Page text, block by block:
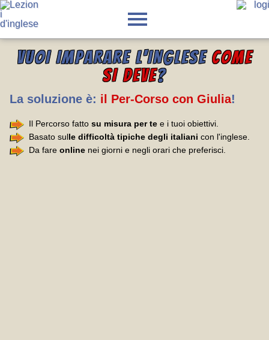
VUOI IMPARARE L'INGLESE COME
SI DEVE?
La soluzione è: il Per-Corso con Giulia!
Il Percorso fatto su misura per te e i tuoi obiettivi.
Basato sulle difficoltà tipiche degli italiani con l'inglese.
Da fare online nei giorni e negli orari che preferisci.